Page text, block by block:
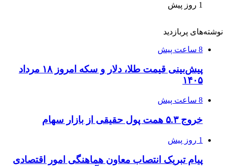
1 روز پیش
نوشته‌های پربازدید
8 ساعت پیش
پیش‌بینی قیمت طلا، دلار و سکه امروز ۱۸ مرداد
۱۴۰۵
8 ساعت پیش
خروج ۵.۳ همت پول حقیقی از بازار سهام
1 روز پیش
پیام تبریک انتصاب معاون هماهنگی امور اقتصادی